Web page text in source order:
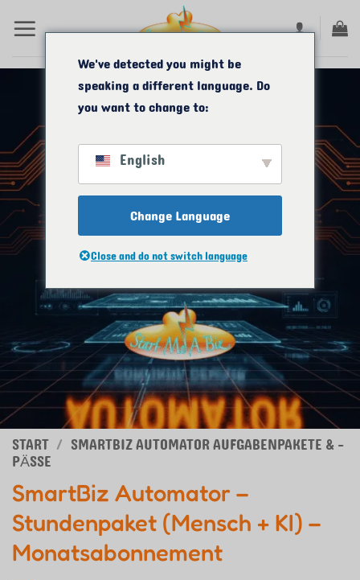
Inhalt
springen
START / SMARTBIZ AUTOMATOR AUFGABENPAKETE & -
PÄSSE
SmartBiz Automator –
Stundenpaket (Mensch + KI) –
Monatsabonnement
We've detected you might be
speaking a different language. Do
you want to change to:
English
Change Language
Close and do not switch language